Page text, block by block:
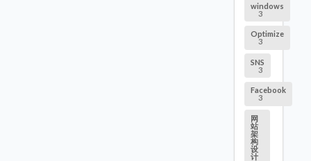
windows
3
Optimize
3
SNS
3
Facebook
3
网
站
架
构
设
计